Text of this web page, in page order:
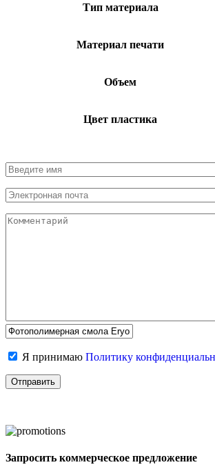
Тип материала
Материал печати
Объем
Цвет пластика
Я принимаю Политику
Запросить коммерческое предложение